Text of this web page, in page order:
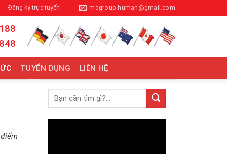
Đăng ký trực tuyến mdgroup.human@gmail.com
TUYỂN DỤNG LIÊN HỆ